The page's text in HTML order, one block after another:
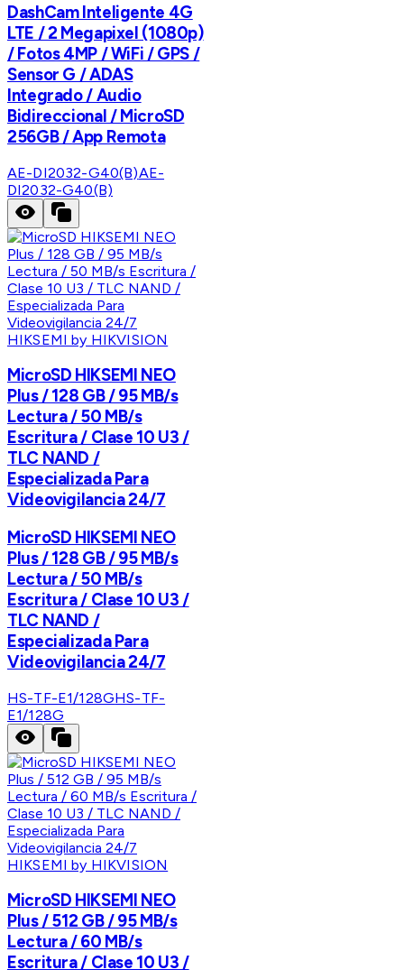
DashCam Inteligente 4G
LTE / 2 Megapixel (1080p)
/ Fotos 4MP / WiFi / GPS /
Sensor G / ADAS
Integrado / Audio
Bidireccional / MicroSD
256GB / App Remota
AE-DI2032-G40(B)AE-
DI2032-G40(B)
HIKSEMI by HIKVISION
MicroSD HIKSEMI NEO
Plus / 128 GB / 95 MB/s
Lectura / 50 MB/s
Escritura / Clase 10 U3 /
TLC NAND /
Especializada Para
Videovigilancia 24/7
MicroSD HIKSEMI NEO
Plus / 128 GB / 95 MB/s
Lectura / 50 MB/s
Escritura / Clase 10 U3 /
TLC NAND /
Especializada Para
Videovigilancia 24/7
HS-TF-E1/128GHS-TF-
E1/128G
HIKSEMI by HIKVISION
MicroSD HIKSEMI NEO
Plus / 512 GB / 95 MB/s
Lectura / 60 MB/s
Escritura / Clase 10 U3 /